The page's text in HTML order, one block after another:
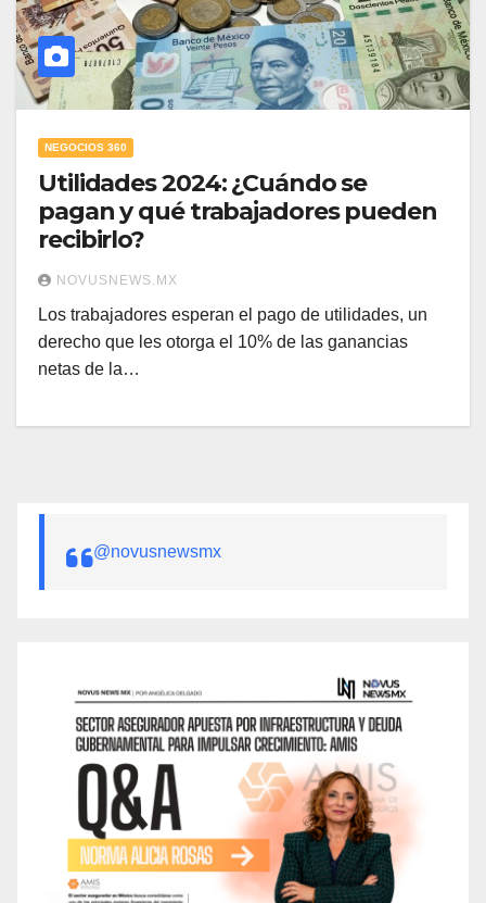
NEGOCIOS 360
Utilidades 2024: ¿Cuándo se
pagan y qué trabajadores pueden
recibirlo?
NOVUSNEWS.MX
Los trabajadores esperan el pago de utilidades, un
derecho que les otorga el 10% de las ganancias
netas de la…
@novusnewsmx